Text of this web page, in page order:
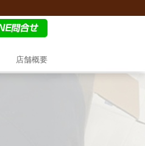
店舗概要